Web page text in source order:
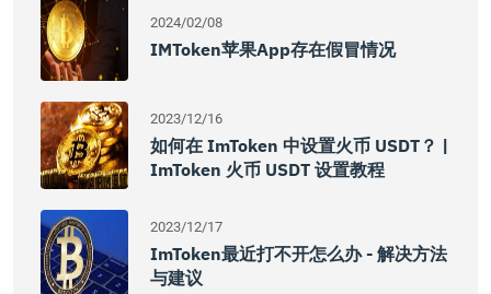
2024/02/08
IMToken苹果App存在假冒情况
2023/12/16
如何在 ImToken 中设置火币 USDT？ |
ImToken 火币 USDT 设置教程
2023/12/17
ImToken最近打不开怎么办 - 解决方法
与建议